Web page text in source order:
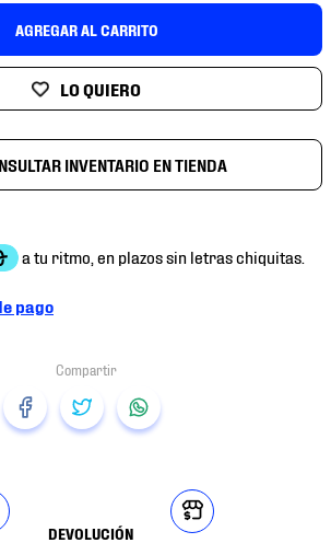
AGREGAR AL CARRITO
INVENTARIO EN TIENDA
pago
DEVOLUCIÓN